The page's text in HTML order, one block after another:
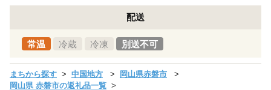
配送
常温 冷蔵 冷凍 別送不可
まちから探す 中国地方
岡山県赤磐市
岡山県 赤磐市の返礼品一覧